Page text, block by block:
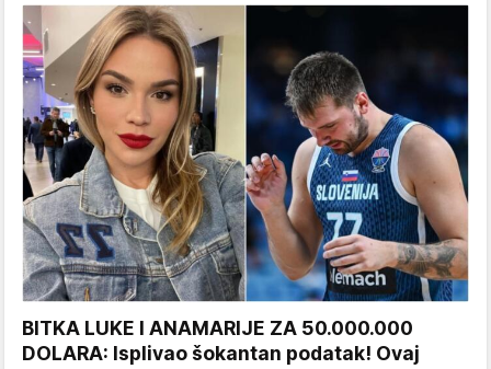
BITKA LUKE I ANAMARIJE ZA 50.000.000
DOLARA: Isplivao šokantan podatak! Ovaj